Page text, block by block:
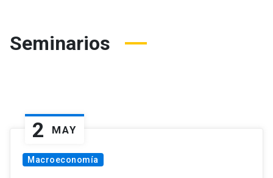
Seminarios
2 MAY
Macroeconomía